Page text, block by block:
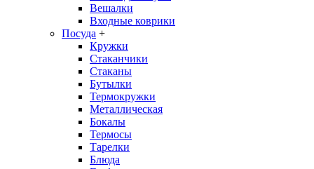
Вешалки
Входные коврики
Посуда +
Кружки
Стаканчики
Стаканы
Бутылки
Термокружки
Металлическая
Бокалы
Термосы
Тарелки
Блюда